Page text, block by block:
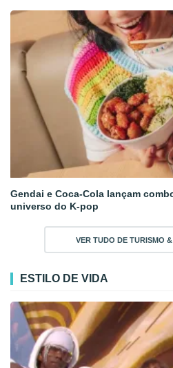
Gendai e Coca-Cola lançam
universo do K-pop
VER TUDO DE TURISMO
ESTILO DE VIDA